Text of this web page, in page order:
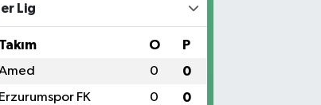
Lig
Takım O P
0 0
Erzurumspor FK 0 0